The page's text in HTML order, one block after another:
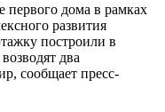
первого дома в рамках
развития
построили в
два
сообщает пресс-